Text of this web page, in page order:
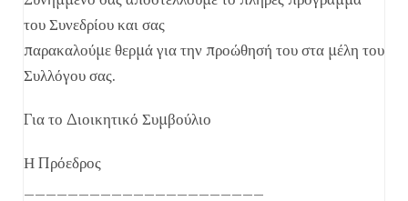
του Συνεδρίου και σας
παρακαλούμε θερμά για την προώθησή του στα μέλη του
Συλλόγου σας.
Για το Διοικητικό Συμβούλιο
Η Πρόεδρος